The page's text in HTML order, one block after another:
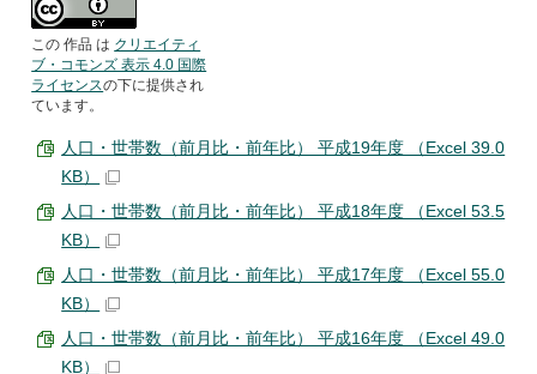
この 作品 は クリエイティ
ブ・コモンズ 表示 4.0 国際
ライセンスの下に提供され
ています。
人口・世帯数（前月比・前年比） 平成19年度 （Excel 39.0
KB）
人口・世帯数（前月比・前年比） 平成18年度 （Excel 53.5
KB）
人口・世帯数（前月比・前年比） 平成17年度 （Excel 55.0
KB）
人口・世帯数（前月比・前年比） 平成16年度 （Excel 49.0
KB）